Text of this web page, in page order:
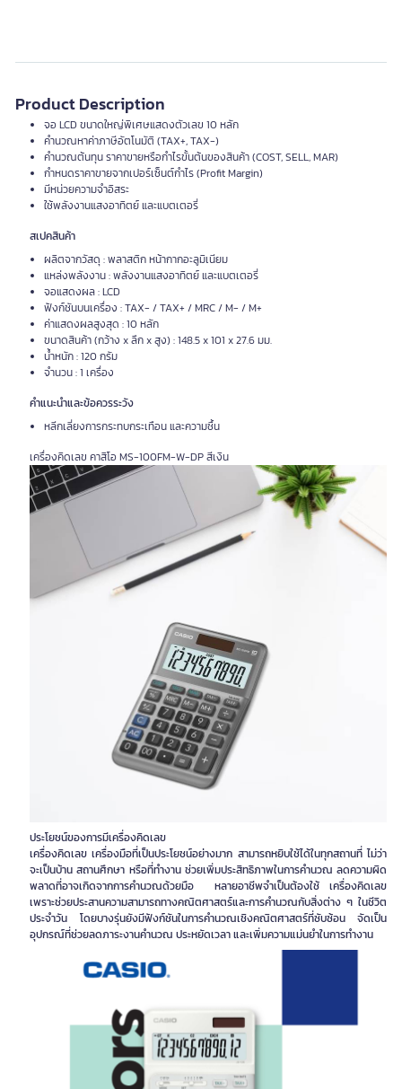
Product Description
จอ LCD ขนาดใหญ่พิเศษแสดงตัวเลข 10 หลัก
คำนวณหาค่าภาษีอัตโนมัติ (TAX+, TAX-)
คำนวณต้นทุน ราคาขายหรือกำไรขั้นต้นของสินค้า (COST, SELL, MAR)
กำหนดราคาขายจากเปอร์เซ็นต์กำไร (Profit Margin)
มีหน่วยความจำอิสระ
ใช้พลังงานแสงอาทิตย์ และแบตเตอรี่
สเปคสินค้า
ผลิตจากวัสดุ : พลาสติก หน้ากากอะลูมิเนียม
แหล่งพลังงาน : พลังงานแสงอาทิตย์ และแบตเตอรี่
จอแสดงผล : LCD
ฟังก์ชันบนเครื่อง : TAX- / TAX+ / MRC / M- / M+
ค่าแสดงผลสูงสุด : 10 หลัก
ขนาดสินค้า (กว้าง x ลึก x สูง) : 148.5 x 101 x 27.6 มม.
น้ำหนัก : 120 กรัม
จำนวน : 1 เครื่อง
คำแนะนำและข้อควรระวัง
หลีกเลี่ยงการกระทบกระเทือน และความชื้น
เครื่องคิดเลข คาสิโอ MS-100FM-W-DP สีเงิน
ประโยชน์ของการมีเครื่องคิดเลข
เครื่องคิดเลข เครื่องมือที่เป็นประโยชน์อย่างมาก สามารถหยิบใช้ได้ในทุกสถานที่ ไม่ว่า
จะเป็นบ้าน สถานศึกษา หรือที่ทำงาน ช่วยเพิ่มประสิทธิภาพในการคำนวณ ลดความผิด
พลาดที่อาจเกิดจากการคำนวณด้วยมือ หลายอาชีพจำเป็นต้องใช้ เครื่องคิดเลข
เพราะช่วยประสานความสามารถทางคณิตศาสตร์และการคำนวณกับสิ่งต่าง ๆ ในชีวิต
ประจำวัน โดยบางรุ่นยังมีฟังก์ชันในการคำนวณเชิงคณิตศาสตร์ที่ซับซ้อน จัดเป็น
อุปกรณ์ที่ช่วยลดภาระงานคำนวณ ประหยัดเวลา และเพิ่มความแม่นยำในการทำงาน